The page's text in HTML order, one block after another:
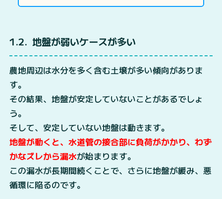
1.2 地盤が弱いケースが多い
農地周辺は水分を多く含む土壌が多い傾向がありま
す。
その結果、地盤が安定していないことがあるでしょ
う。
そして、安定していない地盤は動きます。
地盤が動くと、水道管の接合部に負荷がかかり、わず
かなズレから漏水が始まります。
この漏水が長期間続くことで、さらに地盤が緩み、悪
循環に陥るのです。